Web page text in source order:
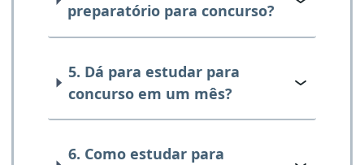
preparatório para concurso?
5. Dá para estudar para
concurso em um mês?
6. Como estudar para